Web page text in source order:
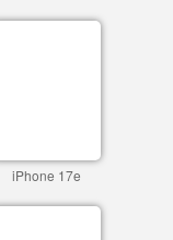
iPhone 17e